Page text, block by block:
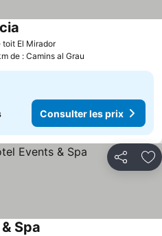
toit El MiradorConsulter les prix
de : Camins al Grau
Consulter les prix
Partager
Spa